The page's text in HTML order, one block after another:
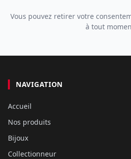
Vous pouvez retirer votre
à tout
NAVIGATION
Accueil
Nos produits
Bijoux
Collectionneur